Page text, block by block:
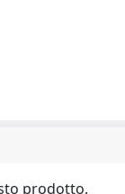
prodotto.